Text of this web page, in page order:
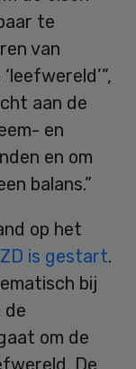
te
van
aan de
en
en om
balans.”
op het
is gestart.
bij
de
om de
De